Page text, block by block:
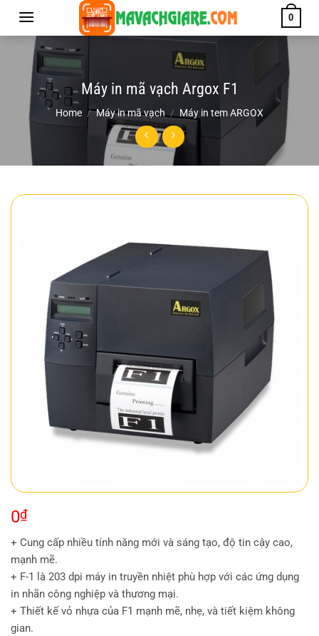
0
Máy in mã vạch Argox F1
Home / Máy in mã vạch / Máy in tem ARGOX
0₫
+ Cung cấp nhiều tính năng mới và sáng tạo, độ tin cậy cao,
mạnh mẽ.
+ F-1 là 203 dpi máy in truyền nhiệt phù hợp với các ứng dụng
in nhãn công nghiệp và thương mại.
+ Thiết kế vỏ nhựa của F1 mạnh mẽ, nhẹ, và tiết kiệm không
gian.